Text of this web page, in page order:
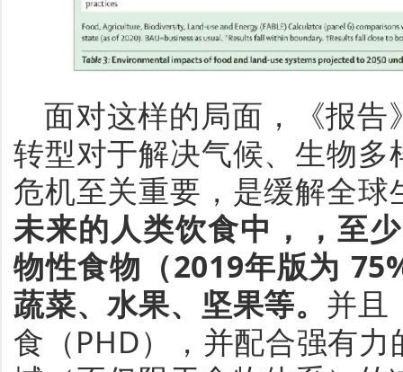
面对这样的局面，
《报
转型对于解决气候、生物
危机至关重要 ， 是缓解全球
未来的人类饮食中，，至少
物性食物（2019年版为
蔬菜、水果、坚果等。 并且
食（PHD）， 并配合强有力